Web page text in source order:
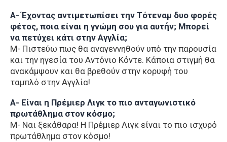
Α- Έχοντας αντιμετωπίσει την Τότεναμ δυο φορές
φέτος, ποια είναι η γνώμη σου για αυτήν; Μπορεί
να πετύχει κάτι στην Αγγλία;
Μ- Πιστεύω πως θα αναγεννηθούν υπό την παρουσία
και την ηγεσία του Αντόνιο Κόντε. Κάποια στιγμή θα
ανακάμψουν και θα βρεθούν στην κορυφή του
ταμπλό στην Αγγλία!
Α- Είναι η Πρέμιερ Λιγκ το πιο ανταγωνιστικό
πρωτάθλημα στον κόσμο;
Μ- Ναι ξεκάθαρα! Η Πρέμιερ Λιγκ είναι το πιο ισχυρό
πρωτάθλημα στον κόσμο!